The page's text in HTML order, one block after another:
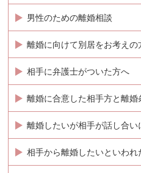
男性のための離婚相談
離婚に向けて別居をお考えの
相手に弁護士がついた方へ
離婚に合意した相手方と離
離婚したいが相手が話し合
相手から離婚したいといわ